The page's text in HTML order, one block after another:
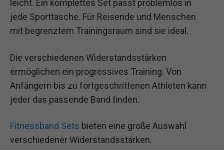
leicht. Ein komplettes Set passt problemlos in
jede Sporttasche. Für Reisende und Menschen
mit begrenztem Trainingsraum sind sie ideal.
Die verschiedenen Widerstandsstärken
ermöglichen ein progressives Training. Von
Anfängern bis zu fortgeschrittenen Athleten kann
jeder das passende Band finden.
Fitnessband Sets bieten eine große Auswahl
verschiedener Widerstandsstärken.